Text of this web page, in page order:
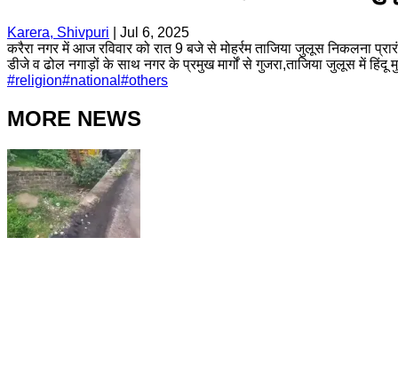
Karera, Shivpuri
Jul 6, 2025
करैरा नगर में आज रविवार को रात 9 बजे से मोहर्रम ताजिया जुलूस निकलना
डीजे व ढोल नगाड़ों के साथ नगर के प्रमुख मार्गों से गुजरा,ताजिया जुलूस में
#religion#national #others
MORE NEWS